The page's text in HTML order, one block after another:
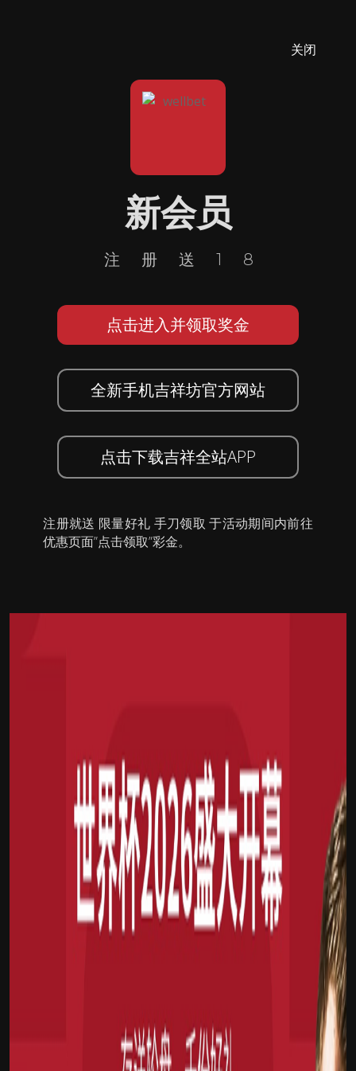
关闭
新会员
注册送18
点击进入并领取奖金
全新手机吉祥坊官方网站
点击下载吉祥全站APP
注册就送 限量好礼 手刀领取 于活动期间内前往
优惠页面”点击领取”彩金。